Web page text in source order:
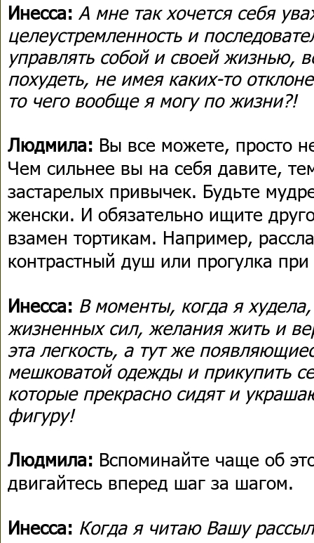
Инесса: А мне так хочется себя
целеустремленность и
управлять собой и своей жизнью,
похудеть, не имея каких-то
то чего вообще я могу по жизни?!
Людмила: Вы все можете, просто
Чем сильнее вы на себя давите,
застарелых привычек. Будьте
женски. И обязательно ищите
взамен тортикам. Например,
контрастный душ или прогулка
Инесса: В моменты, когда я
жизненных сил, желания жить и
эта легкость, а тут же
мешковатой одежды и прикупить
которые прекрасно сидят и
фигуру!
Людмила: Вспоминайте чаще об
двигайтесь вперед шаг за шагом.
Инесса: Когда я читаю Вашу